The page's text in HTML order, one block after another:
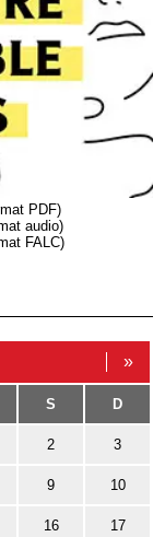
PDF)
audio)
FALC)
»
S D
2 3
9 10
16 17